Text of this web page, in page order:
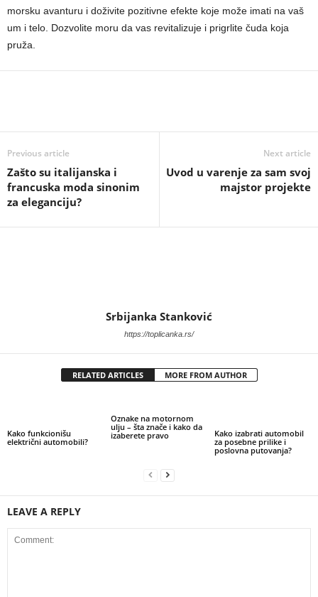
morsku avanturu i doživite pozitivne efekte koje može imati na vaš
um i telo. Dozvolite moru da vas revitalizuje i prigrlite čuda koja
pruža.
Previous article
Zašto su italijanska i
francuska moda sinonim
za eleganciju?
Next article
Uvod u varenje za sam svoj
majstor projekte
Srbijanka Stanković
https://toplicanka.rs/
RELATED ARTICLES MORE FROM AUTHOR
Kako funkcionišu
električni automobili?
Oznake na motornom
ulju – šta znače i kako da
izaberete pravo
Kako izabrati automobil
za posebne prilike i
poslovna putovanja?
LEAVE A REPLY